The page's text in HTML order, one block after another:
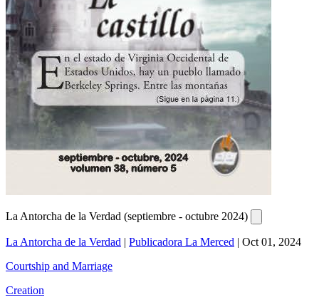
La Antorcha de la Verdad (septiembre - octubre 2024)
La Antorcha de la Verdad | Publicadora La Merced | Oct 01, 2024
Courtship and Marriage
Creation